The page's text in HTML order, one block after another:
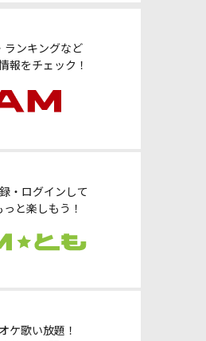
ランキングなど
報をチェック！
・ログインして
と楽しもう！
ケ歌い放題！